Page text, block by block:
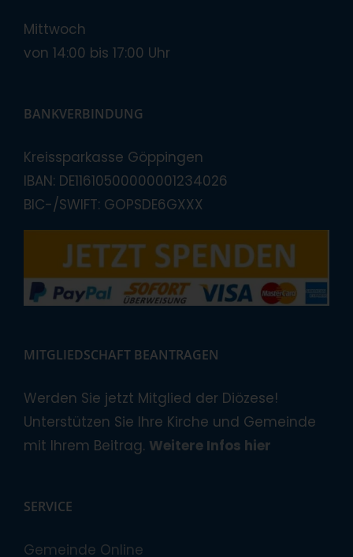
Mittwoch
von 14:00 bis 17:00 Uhr
BANKVERBINDUNG
Kreissparkasse Göppingen
IBAN: DE11610500000001234026
BIC-/SWIFT: GOPSDE6GXXX
MITGLIEDSCHAFT BEANTRAGEN
Werden Sie jetzt Mitglied der Diözese!
Unterstützen Sie Ihre Kirche und Gemeinde
mit Ihrem Beitrag. Weitere Infos hier
SERVICE
Gemeinde Online